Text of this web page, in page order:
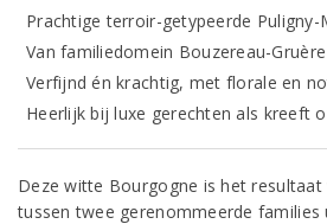
Prachtige terroir-getypeerde
Van familiedomein Bouzereau-Gruère
Verfijnd én krachtig, met florale en
Heerlijk bij luxe gerechten als kreeft
Deze witte Bourgogne is het
tussen twee gerenommeerde families